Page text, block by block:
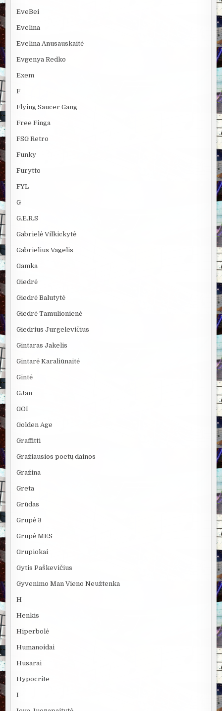
EveBei
Evelina
Evelina Anusauskaitė
Evgenya Redko
Exem
F
Flying Saucer Gang
Free Finga
FSG Retro
Funky
Furytto
FYL
G
G.E.R.S
Gabrielė Vilkickytė
Gabrielius Vagelis
Gamka
Giedrė
Giedrė Balutytė
Giedrė Tamulionienė
Giedrius Jurgelevičius
Gintaras Jakelis
Gintarė Karaliūnaitė
Gintė
GJan
GOI
Golden Age
Graffitti
Gražiausios poetų dainos
Gražina
Greta
Grūdas
Grupė 3
Grupė MES
Grupiokai
Gytis Paškevičius
Gyvenimo Man Vieno Neužtenka
H
Henkis
Hiperbolė
Humanoidai
Husarai
Hypocrite
I